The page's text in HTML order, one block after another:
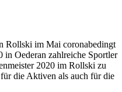
Rollski im Mai coronabedingt
in Oederan zahlreiche Sportler
2020 im Rollski zu
die Aktiven als auch für die